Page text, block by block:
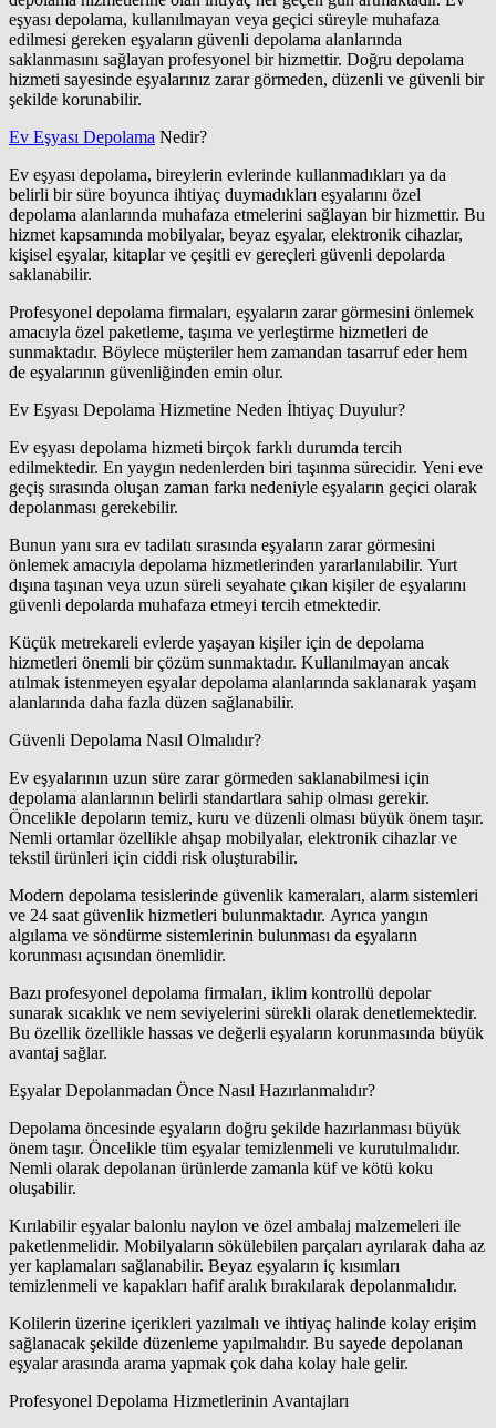
eşyası depolama, kullanılmayan veya geçici süreyle muhafaza
edilmesi gereken eşyaların güvenli depolama alanlarında
saklanmasını sağlayan profesyonel bir hizmettir. Doğru depolama
hizmeti sayesinde eşyalarınız zarar görmeden, düzenli ve güvenli bir
şekilde korunabilir.
Ev Eşyası Depolama Nedir?
Ev eşyası depolama, bireylerin evlerinde kullanmadıkları ya da
belirli bir süre boyunca ihtiyaç duymadıkları eşyalarını özel
depolama alanlarında muhafaza etmelerini sağlayan bir hizmettir. Bu
hizmet kapsamında mobilyalar, beyaz eşyalar, elektronik cihazlar,
kişisel eşyalar, kitaplar ve çeşitli ev gereçleri güvenli depolarda
saklanabilir.
Profesyonel depolama firmaları, eşyaların zarar görmesini önlemek
amacıyla özel paketleme, taşıma ve yerleştirme hizmetleri de
sunmaktadır. Böylece müşteriler hem zamandan tasarruf eder hem
de eşyalarının güvenliğinden emin olur.
Ev Eşyası Depolama Hizmetine Neden İhtiyaç Duyulur?
Ev eşyası depolama hizmeti birçok farklı durumda tercih
edilmektedir. En yaygın nedenlerden biri taşınma sürecidir. Yeni eve
geçiş sırasında oluşan zaman farkı nedeniyle eşyaların geçici olarak
depolanması gerekebilir.
Bunun yanı sıra ev tadilatı sırasında eşyaların zarar görmesini
önlemek amacıyla depolama hizmetlerinden yararlanılabilir. Yurt
dışına taşınan veya uzun süreli seyahate çıkan kişiler de eşyalarını
güvenli depolarda muhafaza etmeyi tercih etmektedir.
Küçük metrekareli evlerde yaşayan kişiler için de depolama
hizmetleri önemli bir çözüm sunmaktadır. Kullanılmayan ancak
atılmak istenmeyen eşyalar depolama alanlarında saklanarak yaşam
alanlarında daha fazla düzen sağlanabilir.
Güvenli Depolama Nasıl Olmalıdır?
Ev eşyalarının uzun süre zarar görmeden saklanabilmesi için
depolama alanlarının belirli standartlara sahip olması gerekir.
Öncelikle depoların temiz, kuru ve düzenli olması büyük önem taşır.
Nemli ortamlar özellikle ahşap mobilyalar, elektronik cihazlar ve
tekstil ürünleri için ciddi risk oluşturabilir.
Modern depolama tesislerinde güvenlik kameraları, alarm sistemleri
ve 24 saat güvenlik hizmetleri bulunmaktadır. Ayrıca yangın
algılama ve söndürme sistemlerinin bulunması da eşyaların
korunması açısından önemlidir.
Bazı profesyonel depolama firmaları, iklim kontrollü depolar
sunarak sıcaklık ve nem seviyelerini sürekli olarak denetlemektedir.
Bu özellik özellikle hassas ve değerli eşyaların korunmasında büyük
avantaj sağlar.
Eşyalar Depolanmadan Önce Nasıl Hazırlanmalıdır?
Depolama öncesinde eşyaların doğru şekilde hazırlanması büyük
önem taşır. Öncelikle tüm eşyalar temizlenmeli ve kurutulmalıdır.
Nemli olarak depolanan ürünlerde zamanla küf ve kötü koku
oluşabilir.
Kırılabilir eşyalar balonlu naylon ve özel ambalaj malzemeleri ile
paketlenmelidir. Mobilyaların sökülebilen parçaları ayrılarak daha az
yer kaplamaları sağlanabilir. Beyaz eşyaların iç kısımları
temizlenmeli ve kapakları hafif aralık bırakılarak depolanmalıdır.
Kolilerin üzerine içerikleri yazılmalı ve ihtiyaç halinde kolay erişim
sağlanacak şekilde düzenleme yapılmalıdır. Bu sayede depolanan
eşyalar arasında arama yapmak çok daha kolay hale gelir.
Profesyonel Depolama Hizmetlerinin Avantajları